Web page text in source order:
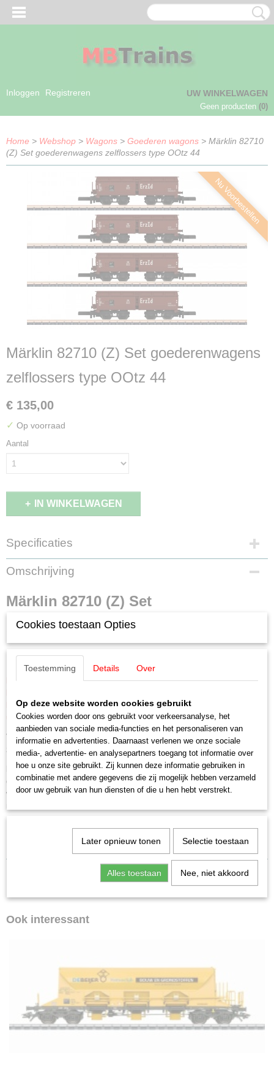
Inloggen Registreren UW WINKELWAGEN
Geen producten (0)
Home > Webshop > Wagons > Goederen wagons > Märklin 82710
(Z) Set goederenwagens zelflossers type OOtz 44
Nu Voorbestellen
Märklin 82710 (Z) Set goederenwagens
zelflossers type OOtz 44
€ 135,00
✓ Op voorraad
Aantal
IN WINKELWAGEN
Specificaties
Productcode leverancier
82710
Z
Staat
Omschrijving
Märklin 82710 (Z) Set
goederenwagens zelflossers type
OOtz 44
LET OP: Kies bij betalen voor de optie:Betalen bij afhalen
Betalen en afhalen of opsturen geschied binnen 30 dagen na
uitlevering door Märklin.
Vier open zelflossers type OOtz 44 van de Deutsche Bundesbahn (DB)
zoals in gebruik in Periode III
Model:Nieuw ontworpen zelflossers type OOtz 44. Met een nauwkeurig
gedetailleerde kunststof opbouw met voorbeeldgetrouwe opschriften. De
wagens zijn voorzien van koppelhaken. Lengte over de buffers ca. 187
Ook interessant
Cookies toestaan Opties
Toestemming Details Over
Op deze website worden cookies gebruikt
Cookies worden door ons gebruikt voor verkeersanalyse, het
aanbieden van sociale media-functies en het personaliseren van
informatie en advertenties. Daarnaast verlenen we onze sociale
media-, advertentie- en analysepartners toegang tot informatie over
hoe u onze site gebruikt. Zij kunnen deze informatie gebruiken in
combinatie met andere gegevens die zij mogelijk hebben verzameld
door uw gebruik van hun diensten of die u hen hebt verstrekt.
Later opnieuw tonen Selectie toestaan
Alles toestaan Nee, niet akkoord